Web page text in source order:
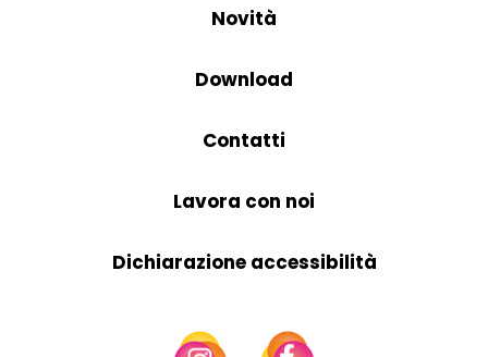
Novità
Download
Contatti
Lavora con noi
Dichiarazione accessibilità